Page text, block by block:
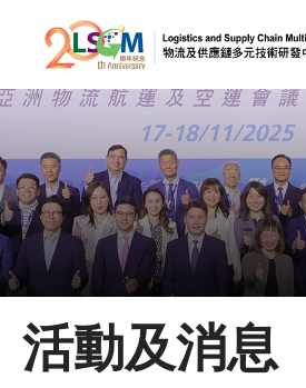
跳到內容（按回車鍵
會
A A
主頁
關於LSCM
活動及消息